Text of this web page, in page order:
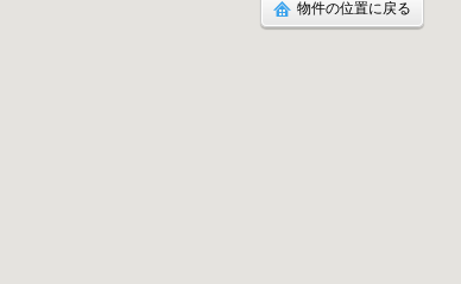
物件の位置に戻る